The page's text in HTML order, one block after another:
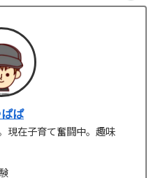
ぱ
現在子育て奮闘中。趣味